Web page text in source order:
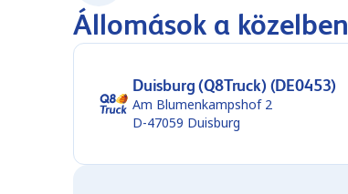
Állomások a közelben
Duisburg (Q8Truck) (DE0453)
Am Blumenkampshof 2
D-47059 Duisburg